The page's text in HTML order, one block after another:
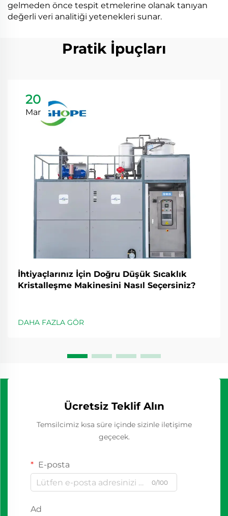
gelmeden önce tespit etmelerine olanak tanıyan
değerli veri analitiği yetenekleri sunar.
Pratik İpuçları
20
Mar
İhtiyaçlarınız İçin Doğru Düşük Sıcaklık
Kristalleşme Makinesini Nasıl Seçersiniz?
DAHA FAZLA GÖR
Ücretsiz Teklif Alın
Temsilcimiz kısa süre içinde sizinle iletişime
geçecek.
E-posta
0/100
Ad